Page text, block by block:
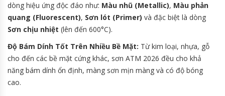
dòng hiệu ứng độc đáo như: Màu nhũ (Metallic), Màu phản
quang (Fluorescent), Sơn lót (Primer) và đặc biệt là dòng
Sơn chịu nhiệt (lên đến 600°C).
Độ Bám Dính Tốt Trên Nhiều Bề Mặt: Từ kim loại, nhựa, gỗ
cho đến các bề mặt cứng khác, sơn ATM 2026 đều cho khả
năng bám dính ổn định, màng sơn mịn màng và có độ bóng
cao.